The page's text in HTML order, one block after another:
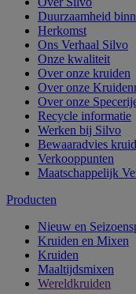
Duurzaamheid
Herkomst
Ons Verhaal Silvo
Onze kwaliteit
Over onze kruiden
Over onze
Over onze
Recycle informatie
Werken bij Silvo
Bewaaradvies
Verkooppunten
Maatschappelijk
Producten
Nieuw en
Kruiden en Mixen
Kruiden
Maaltijdsmixen
Wereldkruiden